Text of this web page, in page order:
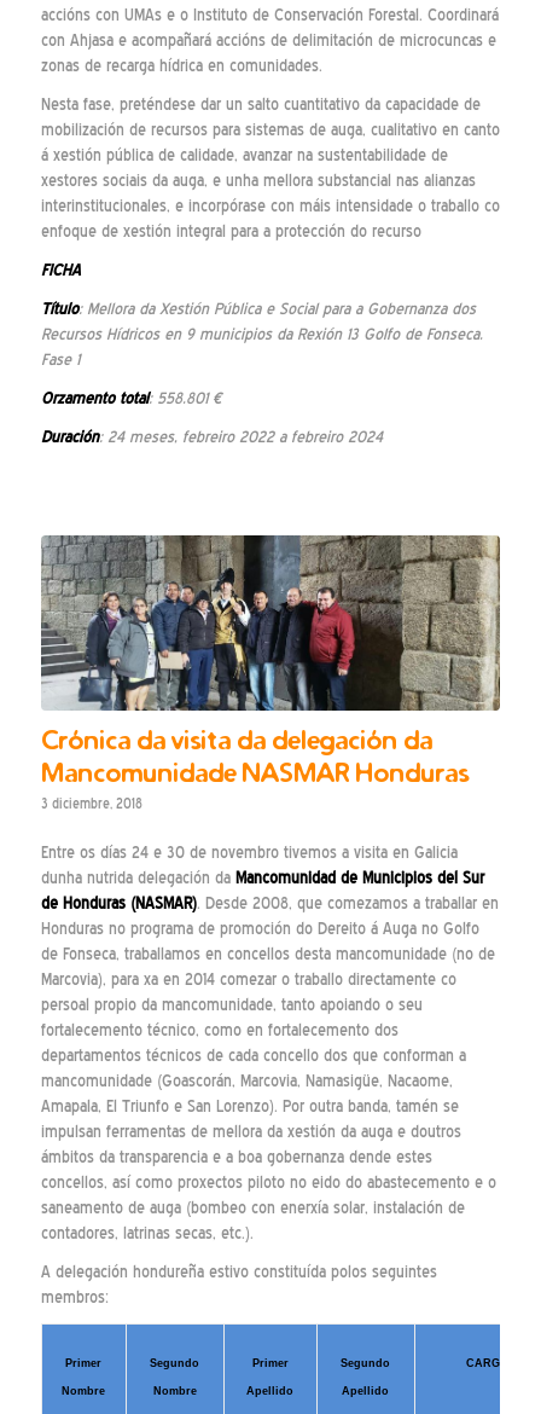
accións con UMAs e o Instituto de Conservación Forestal. Coordinará
con Ahjasa e acompañará accións de delimitación de microcuncas e
zonas de recarga hídrica en comunidades.
Nesta fase, preténdese dar un salto cuantitativo da capacidade de
mobilización de recursos para sistemas de auga, cualitativo en canto
á xestión pública de calidade, avanzar na sustentabilidade de
xestores sociais da auga, e unha mellora substancial nas alianzas
interinstitucionales, e incorpórase con máis intensidade o traballo co
enfoque de xestión integral para a protección do recurso
FICHA
Título: Mellora da Xestión Pública e Social para a Gobernanzados
Recursos Hídricos en 9 municipios da Rexión13 Golfo de Fonseca.
Fase 1
Orzamentototal: 558.801€
Duración: 24 meses, febreiro 2022 a febreiro 2024
Crónica da visita da delegación da
Mancomunidade NASMAR Honduras
3 diciembre, 2018
Entre os días 24 e 30 de novembro tivemos a visita en Galicia
dunha nutrida delegación da Mancomunidad de Municipios del Sur
de Honduras (NASMAR). Desde 2008, que comezamos a traballar en
Honduras no programa de promoción do Dereito á Auga no Golfo
de Fonseca, traballamos en concellos desta mancomunidade (no de
Marcovia), para xa en 2014 comezar o traballo directamente co
persoal propio da mancomunidade, tanto apoiando o seu
fortalecemento técnico, como en fortalecemento dos
departamentos técnicos de cada concello dos que conforman a
mancomunidade (Goascorán, Marcovia, Namasigüe, Nacaome,
Amapala, El Triunfo e San Lorenzo). Por outra banda, tamén se
impulsan ferramentas de mellora da xestión da auga e doutros
ámbitos da transparencia e a boa gobernanza dende estes
concellos, así como proxectos piloto no eido do abastecemento e o
saneamento de auga (bombeo con enerxía solar, instalación de
contadores, latrinas secas, etc.).
A delegación hondureña estivo constituída polos seguintes
membros:
Primer
Nombre
Segundo
Nombre
Primer
Apellido
Segundo
Apellido
CARGO